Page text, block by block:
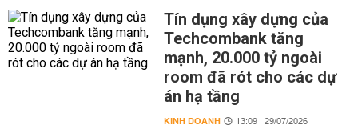
Tín dụng xây dựng của
Techcombank tăng
mạnh, 20.000 tỷ ngoài
room đã rót cho các dự
án hạ tầng
KINH DOANH 13:09 | 29/07/2026